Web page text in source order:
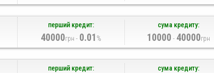
перший кредит:
40000грн - 0.01 %
сума кредиту:
10000 - 40000грн
перший кредит: сума кредиту: